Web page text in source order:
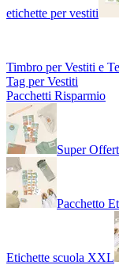
etichette per vestiti
Timbro per Vestiti e
Tag per Vestiti
Pacchetti Risparmio
Super
Pacchetto
Etichette scuola XXL